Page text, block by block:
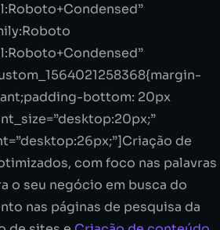
bottom: 20px
de
com foco nas palavras
o seu negócio em busca do
nas páginas de pesquisa da